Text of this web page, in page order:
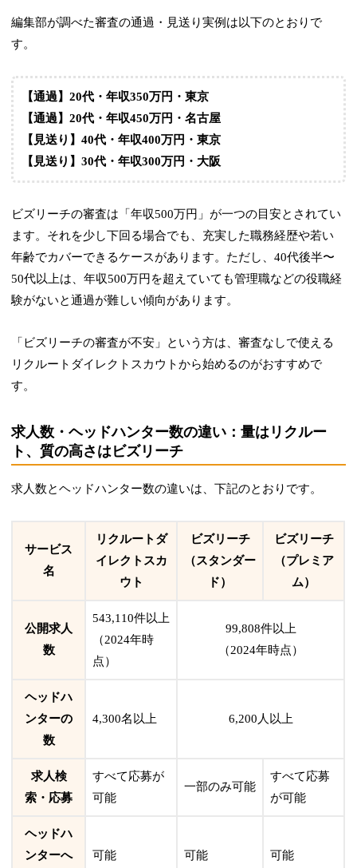
編集部が調べた審査の通過・見送り実例は以下のとおりで
す。
【通過】20代・年収350万円・東京
【通過】20代・年収450万円・名古屋
【見送り】40代・年収400万円・東京
【見送り】30代・年収300万円・大阪
ビズリーチの審査は「年収500万円 」が一つの目安とされてい
ます。それを少し下回る場合でも、充実した職務経歴や若い
年齢でカバーできるケースがあります。ただし、40代後半〜
50代以上は、年収500万円を超えていても管理職などの役職経
験がないと通過が難しい傾向があります。
「ビズリーチの審査が不安」という方は、審査なしで使える
リクルートダイレクトスカウトから始めるのがおすすめで
す。
求人数・ヘッドハンター数の違い：量はリクルー
ト、質の高さはビズリーチ
求人数とヘッドハンター数の違いは、下記のとおりです。
サービス
名
リクルートダ
イレクトスカ
ウト
ビズリーチ
（スタンダー
ド）
ビズリーチ
（プレミア
ム）
公開求人
数
543,110件以上
（2024年時
点）
99,808件以上
（2024年時点）
ヘッドハ
ンターの
数
4,300名以上 6,200人以上
求人検
索・応募
すべて応募が
可能
一部のみ可能
すべて応募
が可能
ヘッドハ
ンターへ
可能 可能 可能